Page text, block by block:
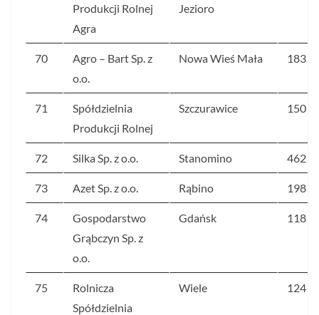
Produkcji Rolnej
Agra
Jezioro
70
Agro – Bart Sp. z
o.o.
Nowa Wieś Mała 183
71
Spółdzielnia
Produkcji Rolnej
Szczurawice 150
72 Silka Sp. z o.o. Stanomino 462
73 Azet Sp. z o.o. Rąbino 198
74
Gospodarstwo
Grąbczyn Sp. z
o.o.
Gdańsk 118
75
Rolnicza
Spółdzielnia
Wiele 124